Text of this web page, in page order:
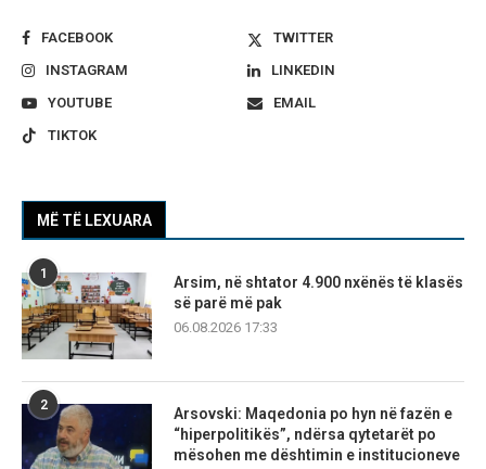
FACEBOOK
TWITTER
INSTAGRAM
LINKEDIN
YOUTUBE
EMAIL
TIKTOK
MË TË LEXUARA
1
Arsim, në shtator 4.900 nxënës të klasës
së parë më pak
06.08.2026 17:33
2
Arsovski: Maqedonia po hyn në fazën e
“hiperpolitikës”, ndërsa qytetarët po
mësohen me dështimin e institucioneve